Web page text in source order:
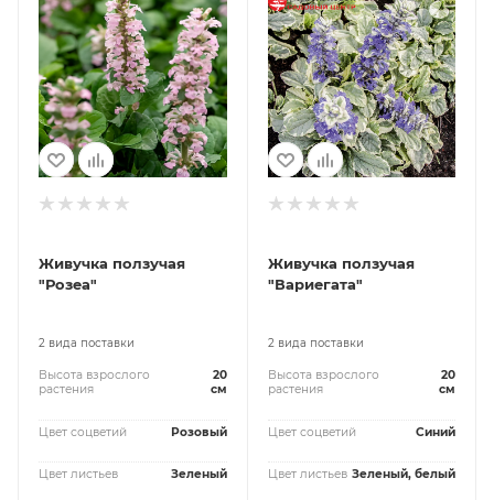
Живучка ползучая
"Розеа"
2 вида поставки
Высота взрослого
растения
20
см
Цвет соцветий Розовый
Цвет листьев Зеленый
Живучка ползучая
"Вариегата"
2 вида поставки
Высота взрослого
растения
20
см
Цвет соцветий Синий
Цвет листьев Зеленый, белый